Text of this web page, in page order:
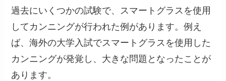
過去にいくつかの試験で、スマートグラスを使用
してカンニングが行われた例があります。例え
ば、海外の大学入試でスマートグラスを使用した
カンニングが発覚し、大きな問題となったことが
あります。